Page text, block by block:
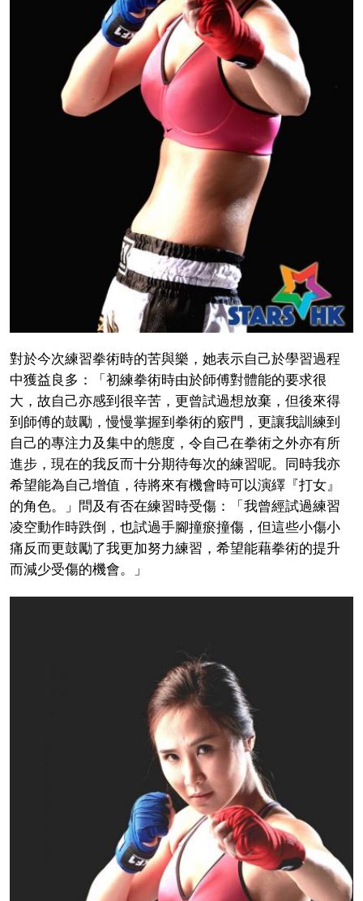
對於今次練習拳術時的苦與樂，她表示自己於學習過程
中獲益良多：「初練拳術時由於師傅對體能的要求很
大，故自己亦感到很辛苦，更曾試過想放棄，但後來得
到師傅的鼓勵，慢慢掌握到拳術的竅門，更讓我訓練到
自己的專注力及集中的態度，令自己在拳術之外亦有所
進步，現在的我反而十分期待每次的練習呢。同時我亦
希望能為自己增值，待將來有機會時可以演繹『打女』
的角色。」問及有否在練習時受傷：「我曾經試過練習
凌空動作時跌倒，也試過手腳撞瘀撞傷，但這些小傷小
痛反而更鼓勵了我更加努力練習，希望能藉拳術的提升
而減少受傷的機會。」